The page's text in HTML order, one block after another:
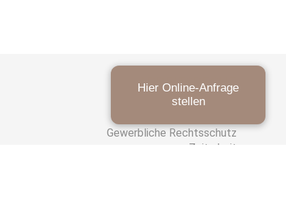
ARBEITSRECHT
Arbeitsrecht
Gewerbliche Rechtsschutz
Zeitarbeit
Hier Online-Anfrage
stellen